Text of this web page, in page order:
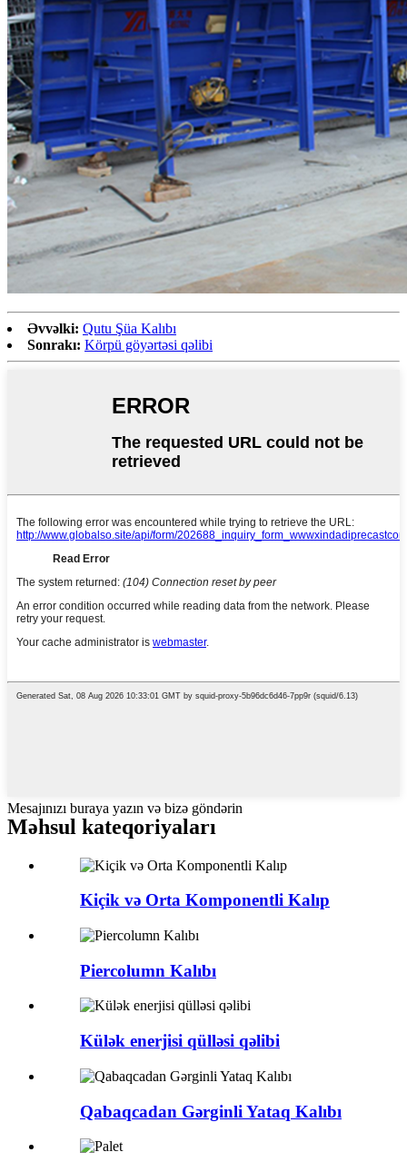
Əvvəlki: Qutu Şüa Kalıbı
Sonrakı: Körpü göyərtəsi qəlibi
Mesajınızı buraya yazın və bizə göndərin
Məhsul kateqoriyaları
Kiçik və Orta Komponentli Kalıp
Piercolumn Kalıbı
Külək enerjisi qülləsi qəlibi
Qabaqcadan Gərginli Yataq Kalıbı